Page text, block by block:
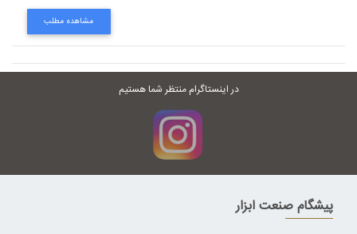
مشاهده مطلب
در اینستاگرام منتظر شما هستیم
پیشگام صنعت ابزار